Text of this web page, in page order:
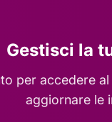
Gestisci la
per accedere
aggiornare le